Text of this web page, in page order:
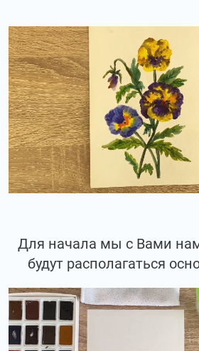
Для начала мы с Вами
будут располагаться